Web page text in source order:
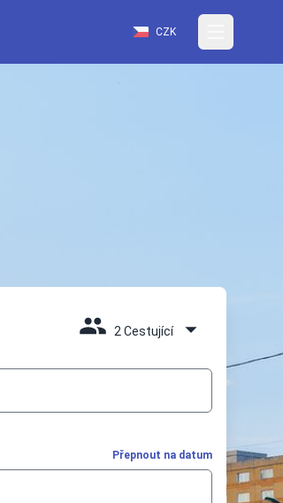
CZK
2 Cestující
Přepnout na datum